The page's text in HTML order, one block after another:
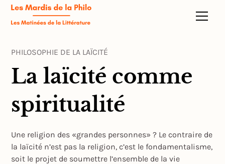
PHILOSOPHIE DE LA LAÏCITÉ
La laïcité comme
spiritualité
Une religion des «grandes personnes» ? Le contraire de
la laïcité n’est pas la religion, c’est le fondamentalisme,
soit le projet de soumettre l’ensemble de la vie